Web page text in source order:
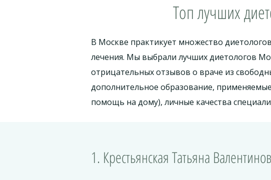
Топ лучших
В Москве практикует множество
лечения. Мы выбрали лучших диетологов
отрицательных отзывов о враче из
дополнительное образование,
помощь на дому), личные качества
1. Крестьянская Татьяна